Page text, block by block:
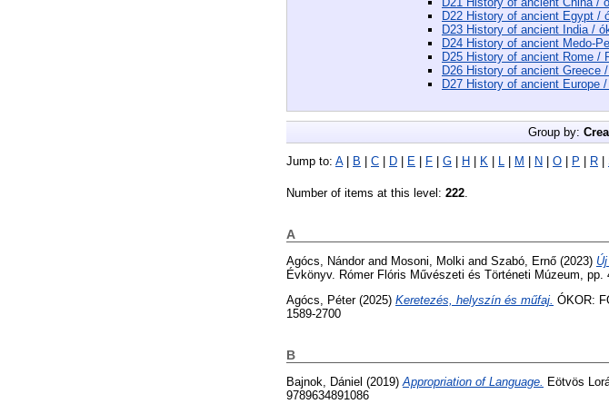
D22 History of ancient Egypt /
D23 History of ancient India /
D24 History of ancient Medo-
D25 History of ancient Rome /
D26 History of ancient Greece
D27 History of ancient Europe
Group by:
Jump to: A| B C D E F G H K L M N O P R
Number of items at this level: 222.
A
Agócs, Nándorand Mosoni, Molki and Szabó, Ernő (2023)
Évkönyv. Rómer Flóris Művészeti és Történeti Múzeum, pp.
Agócs, Péter(2025) Keretezés, helyszín és műfaj. ÓKOR:
1589-2700
B
Bajnok, Dániel (2019) Appropriation of Language.
Eötvös
9789634891086